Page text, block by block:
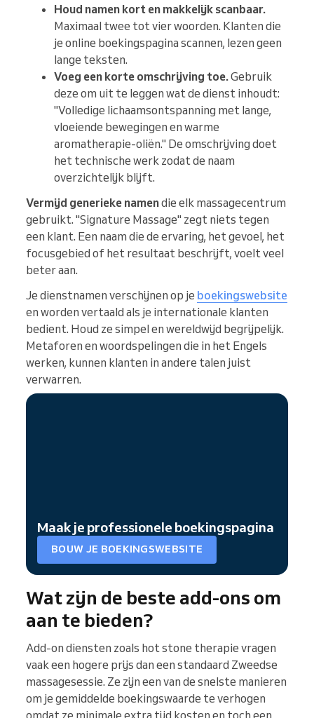
Houd namen kort en makkelijk scanbaar.
Maximaal twee tot vier woorden. Klanten die
je online boekingspagina scannen, lezen geen
lange teksten.
Voeg een korte omschrijving toe.Gebruik
deze om uit te leggen wat de dienst inhoudt:
"Volledige lichaamsontspanning met lange,
vloeiende bewegingen en warme
aromatherapie-oliën." De omschrijving doet
het technische werk zodat de naam
overzichtelijk blijft.
Vermijd generieke namendie elk massagecentrum
gebruikt. "Signature Massage" zegt niets tegen
een klant. Een naam die de ervaring, het gevoel, het
focusgebied of het resultaat beschrijft, voelt veel
beter aan.
Je dienstnamen verschijnen op je boekingswebsite
en worden vertaald als je internationale klanten
bedient. Houd ze simpel en wereldwijd begrijpelijk.
Metaforen en woordspelingen die in het Engels
werken, kunnen klanten in andere talen juist
verwarren.
Maak je professionele boekingspagina
BOUW JE BOEKINGSWEBSITE
Wat zijn de beste add-ons om
aan te bieden?
Add-on diensten zoals hot stone therapie vragen
vaak een hogere prijs dan een standaard Zweedse
massagesessie. Ze zijn een van de snelste manieren
om je gemiddelde boekingswaarde te verhogen
omdat ze minimale extra tijd kosten en toch een